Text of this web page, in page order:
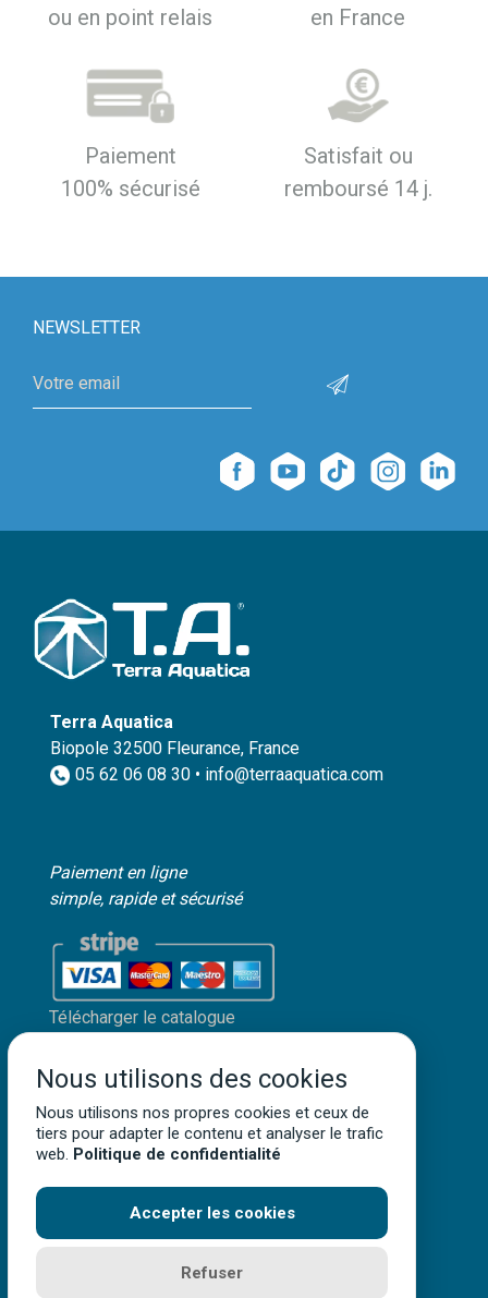
ou en point relais
en France
Paiement
100% sécurisé
Satisfait ou
remboursé 14 j.
NEWSLETTER
Terra Aquatica
Biopole 32500 Fleurance, France
05 62 06 08 30 • info@terraaquatica.com
Paiement en ligne
simple, rapide et sécurisé
Télécharger le catalogue
Mentions légales
Politique de confidentialité
Conditions générales de vente
• Tous droits réservés
Nous utilisons des cookies
Nous utilisons nos propres cookies et ceux de
tiers pour adapter le contenu et analyser le trafic
web. Politique de confidentialité
Accepter les cookies
Refuser